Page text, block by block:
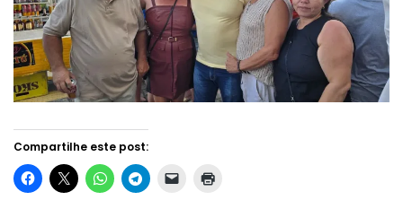
Compartilhe este post: